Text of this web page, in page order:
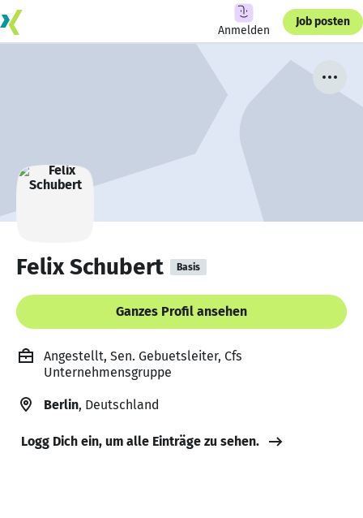
Anmelden
Job posten
Felix Schubert Basis
Ganzes Profil ansehen
Angestellt, Sen. Gebuetsleiter, Cfs
Unternehmensgruppe
Berlin, Deutschland
Logg Dich ein, um alle Einträge zu sehen.